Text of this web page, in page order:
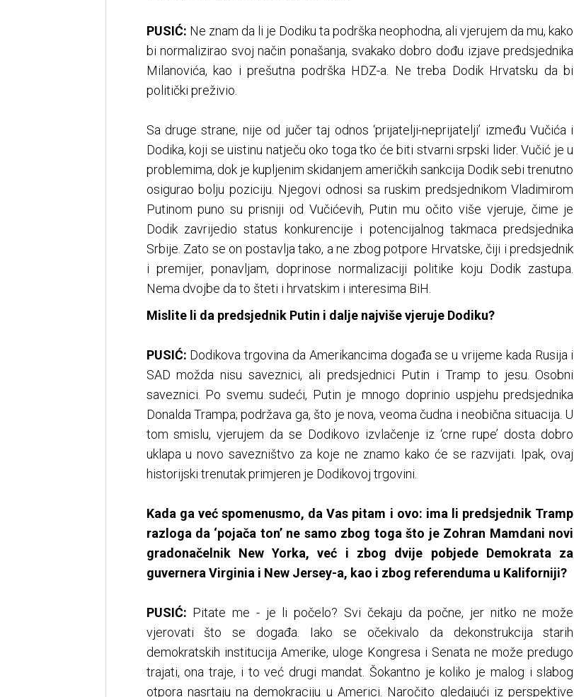
PUSIĆ: Ne znam da li je Dodiku ta podrška neophodna, ali vjerujem da mu, kako
bi normalizirao svoj način ponašanja, svakako dobro dođu izjave predsjednika
Milanovića, kao i prešutna podrška HDZ-a. Ne treba Dodik Hrvatsku da bi
politički preživio.
Sa druge strane, nije od jučer taj odnos ‘prijatelji-neprijatelji’ između Vučića i
Dodika, koji se uistinu natječu oko toga tko će biti stvarni srpski lider. Vučić je u
problemima, dok je kupljenim skidanjem američkih sankcija Dodik sebi trenutno
osigurao bolju poziciju. Njegovi odnosi sa ruskim predsjednikom Vladimirom
Putinom puno su prisniji od Vučićevih, Putin mu očito više vjeruje, čime je
Dodik zavrijedio status konkurencije i potencijalnog takmaca predsjednika
Srbije. Zato se on postavlja tako, a ne zbog potpore Hrvatske, čiji i predsjednik
i premijer, ponavljam, doprinose normalizaciji politike koju Dodik zastupa.
Nema dvojbe da to šteti i hrvatskim i interesima BiH.
Mislite li da predsjednik Putin i dalje najviše vjeruje Dodiku?
PUSIĆ: Dodikova trgovina da Amerikancima događa se u vrijeme kada Rusija i
SAD možda nisu saveznici, ali predsjednici Putin i Tramp to jesu. Osobni
saveznici. Po svemu sudeći, Putin je mnogo doprinio uspjehu predsjednika
Donalda Trampa; podržava ga, što je nova, veoma čudna i neobična situacija. U
tom smislu, vjerujem da se Dodikovo izvlačenje iz ‘crne rupe’ dosta dobro
uklapa u novo savezništvo za koje ne znamo kako će se razvijati. Ipak, ovaj
historijski trenutak primjeren je Dodikovoj trgovini.
Kada ga već spomenusmo, da Vas pitam i ovo: ima li predsjednik Tramp
razloga da ‘pojača ton’ ne samo zbog toga što je Zohran Mamdani novi
gradonačelnik New Yorka, već i zbog dvije pobjede Demokrata za
guvernera Virginia i New Jersey-a, kao i zbog referenduma u Kaliforniji?
PUSIĆ: Pitate me - je li počelo? Svi čekaju da počne, jer nitko ne može
vjerovati što se događa. Iako se očekivalo da dekonstrukcija starih
demokratskih institucija Amerike, uloge Kongresa i Senata ne može predugo
trajati, ona traje, i to već drugi mandat. Šokantno je koliko je malog i slabog
otpora nasrtaju na demokraciju u Americi. Naročito gledajući iz perspektive